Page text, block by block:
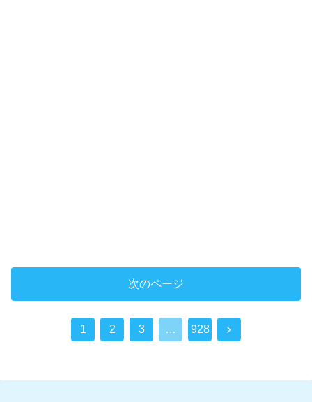
次のページ
1 2 3 … 928
次